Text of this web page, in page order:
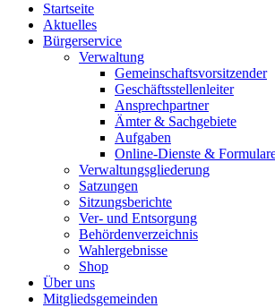
Startseite
Aktuelles
Bürgerservice
Verwaltung
Gemeinschaftsvorsitzender
Geschäftsstellenleiter
Ansprechpartner
Ämter & Sachgebiete
Aufgaben
Online-Dienste &
Verwaltungsgliederung
Satzungen
Sitzungsberichte
Ver- und Entsorgung
Behördenverzeichnis
Wahlergebnisse
Shop
Über uns
Mitgliedsgemeinden